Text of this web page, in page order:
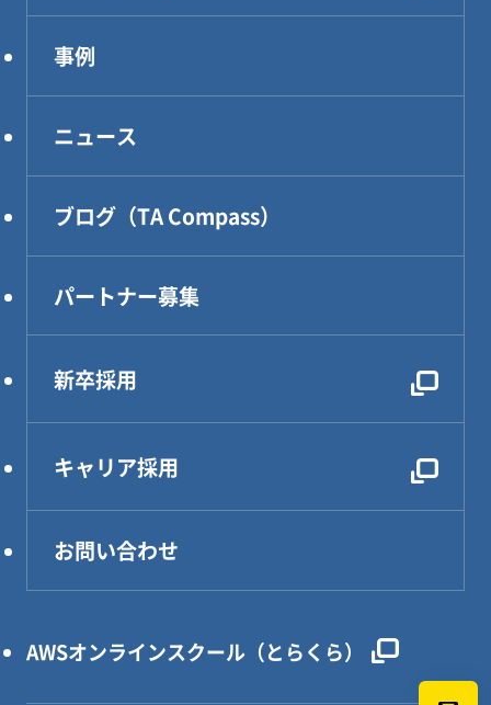
企業理念
システム開発
インフラ構築
DXソリューション
CAE解析・試験・評価
事例
ニュース
ブログ（TA Compass）
パートナー募集
新卒採用
キャリア採用
お問い合わせ
AWSオンラインスクール（とらくら）